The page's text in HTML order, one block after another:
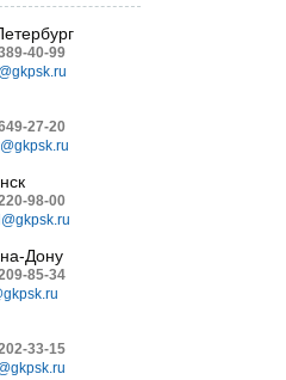
40-99
27-20
98-00
на-Дону
85-34
33-15